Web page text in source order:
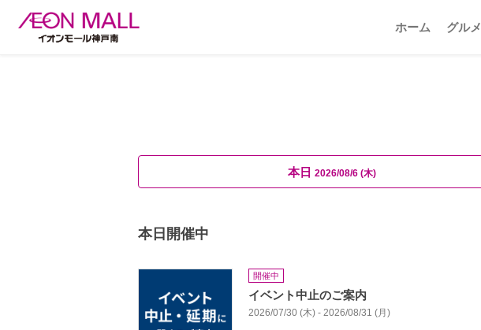
ホーム グルメ
本日 2026/08/6 (木)
本日開催中
開催中
イベント中止のご案内
2026/07/30 (木) - 2026/08/31 (月)